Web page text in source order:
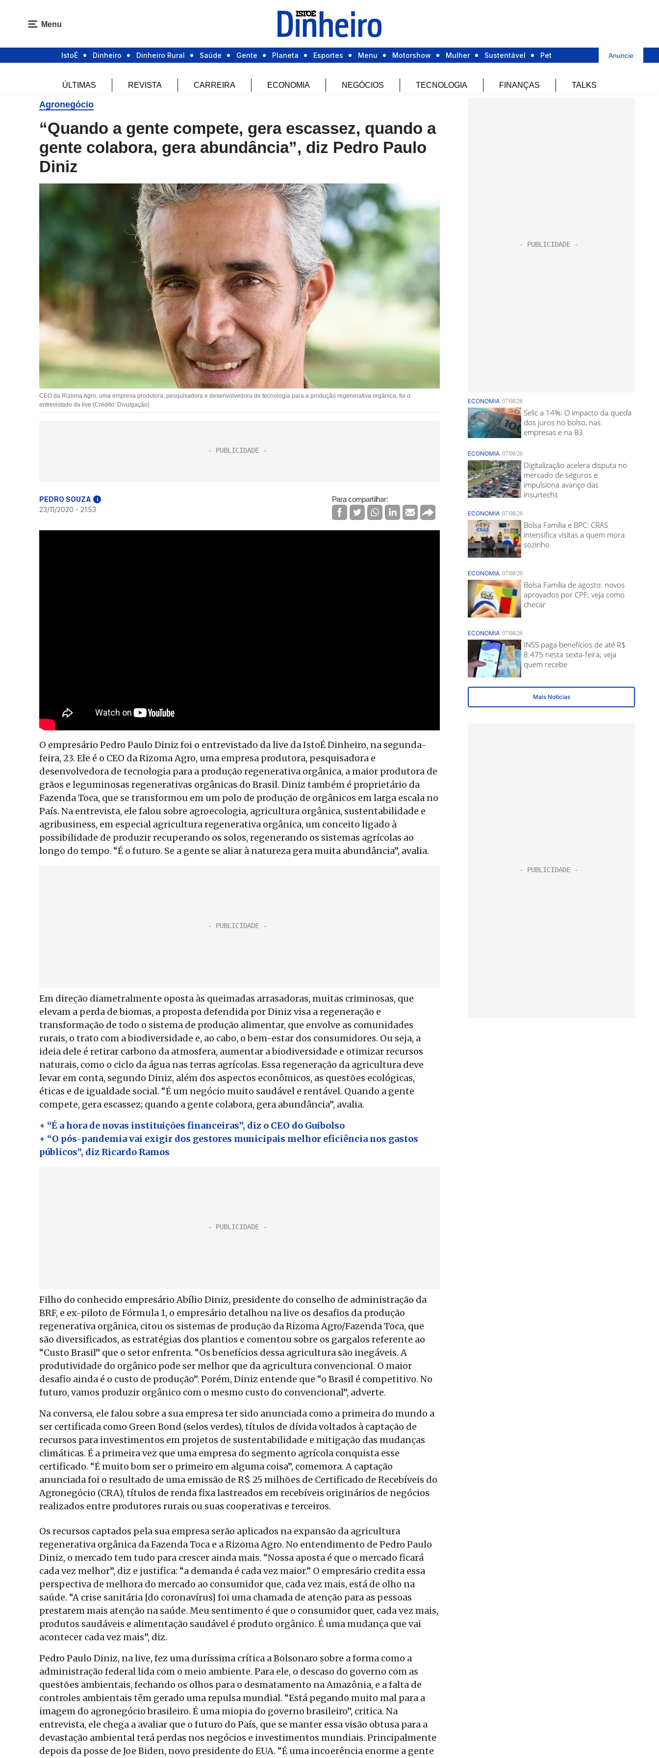
Menu
IstoÉ Dinheiro Dinheiro Rural Saúde Gente Planeta Esportes Menu Motorshow Mulher Sustentável Pet Anuncie
ÚLTIMAS REVISTA CARREIRA ECONOMIA NEGÓCIOS TECNOLOGIA FINANÇAS TALKS
Agronegócio
“Quando a gente compete, gera escassez, quando a
gente colabora, gera abundância”, diz Pedro Paulo
Diniz
CEO da Rizoma Agro, uma empresa produtora, pesquisadora e desenvolvedora de tecnologia para a produção regenerativa orgânica, foi o
entrevistado da live (Crédito: Divulgação)
PEDRO SOUZA i
23/11/2020 - 21:53
Para compartilhar:
O empresário Pedro Paulo Diniz foi o entrevistado da live da IstoÉ Dinheiro, na segunda-
feira, 23. Ele é o CEO da Rizoma Agro, uma empresa produtora, pesquisadora e
desenvolvedora de tecnologia para a produção regenerativa orgânica, a maior produtora de
grãos e leguminosas regenerativas orgânicas do Brasil. Diniz também é proprietário da
Fazenda Toca, que se transformou em um polo de produção de orgânicos em larga escala no
País. Na entrevista, ele falou sobre agroecologia, agricultura orgânica, sustentabilidade e
agribusiness, em especial agricultura regenerativa orgânica, um conceito ligado à
possibilidade de produzir recuperando os solos, regenerando os sistemas agrícolas ao
longo do tempo. “É o futuro. Se a gente se aliar à natureza gera muita abundância”, avalia.
Em direção diametralmente oposta às queimadas arrasadoras, muitas criminosas, que
elevam a perda de biomas, a proposta defendida por Diniz visa a regeneração e
transformação de todo o sistema de produção alimentar, que envolve as comunidades
rurais, o trato com a biodiversidade e, ao cabo, o bem-estar dos consumidores. Ou seja, a
ideia dele é retirar carbono da atmosfera, aumentar a biodiversidade e otimizar recursos
naturais, como o ciclo da água nas terras agrícolas. Essa regeneração da agricultura deve
levar em conta, segundo Diniz, além dos aspectos econômicos, as questões ecológicas,
éticas e de igualdade social. “É um negócio muito saudável e rentável. Quando a gente
compete, gera escassez; quando a gente colabora, gera abundância”, avalia.
+ “É a hora de novas instituições financeiras”, diz o CEO do Guibolso
+ “O pós-pandemia vai exigir dos gestores municipais melhor eficiência nos gastos
públicos”, diz Ricardo Ramos
Filho do conhecido empresário Abílio Diniz, presidente do conselho de administração da
BRF, e ex-piloto de Fórmula 1, o empresário detalhou na live os desafios da produção
regenerativa orgânica, citou os sistemas de produção da Rizoma Agro/Fazenda Toca, que
são diversificados, as estratégias dos plantios e comentou sobre os gargalos referente ao
“Custo Brasil” que o setor enfrenta. “Os benefícios dessa agricultura são inegáveis. A
produtividade do orgânico pode ser melhor que da agricultura convencional. O maior
desafio ainda é o custo de produção”. Porém, Diniz entende que “o Brasil é competitivo. No
futuro, vamos produzir orgânico com o mesmo custo do convencional”, adverte.
Na conversa, ele falou sobre a sua empresa ter sido anunciada como a primeira do mundo a
ser certificada como Green Bond (selos verdes), títulos de dívida voltados à captação de
recursos para investimentos em projetos de sustentabilidade e mitigação das mudanças
climáticas. É a primeira vez que uma empresa do segmento agrícola conquista esse
certificado. “É muito bom ser o primeiro em alguma coisa”, comemora. A captação
anunciada foi o resultado de uma emissão de R$ 25 milhões de Certificado de Recebíveis do
Agronegócio (CRA), títulos de renda fixa lastreados em recebíveis originários de negócios
realizados entre produtores rurais ou suas cooperativas e terceiros.
Os recursos captados pela sua empresa serão aplicados na expansão da agricultura
regenerativa orgânica da Fazenda Toca e a Rizoma Agro. No entendimento de Pedro Paulo
Diniz, o mercado tem tudo para crescer ainda mais. “Nossa aposta é que o mercado ficará
cada vez melhor”, diz e justifica: “a demanda é cada vez maior.” O empresário credita essa
perspectiva de melhora do mercado ao consumidor que, cada vez mais, está de olho na
saúde. “A crise sanitária [do coronavírus] foi uma chamada de atenção para as pessoas
prestarem mais atenção na saúde. Meu sentimento é que o consumidor quer, cada vez mais,
produtos saudáveis e alimentação saudável é produto orgânico. É uma mudança que vai
acontecer cada vez mais”, diz.
Pedro Paulo Diniz, na live, fez uma duríssima crítica a Bolsonaro sobre a forma como a
administração federal lida com o meio ambiente. Para ele, o descaso do governo com as
questões ambientais, fechando os olhos para o desmatamento na Amazônia, e a falta de
controles ambientais têm gerado uma repulsa mundial. “Está pegando muito mal para a
imagem do agronegócio brasileiro. É uma miopia do governo brasileiro”, critica. Na
entrevista, ele chega a avaliar que o futuro do País, que se manter essa visão obtusa para a
devastação ambiental terá perdas nos negócios e investimentos mundiais. Principalmente
depois da posse de Joe Biden, novo presidente do EUA. “É uma incoerência enorme a gente